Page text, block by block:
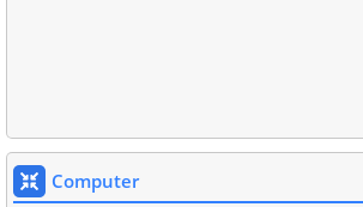
Computer